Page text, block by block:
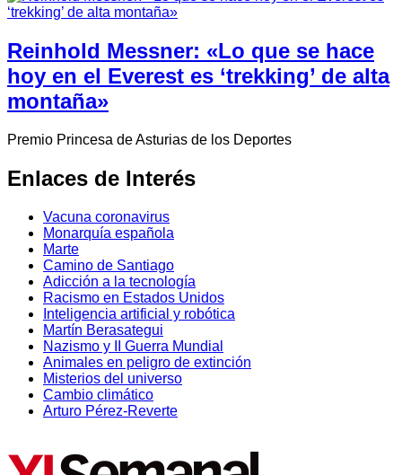
Reinhold Messner: «Lo que se hace
hoy en el Everest es ‘trekking’ de alta
montaña»
Premio Princesa de Asturias de los Deportes
Enlaces de Interés
Vacuna coronavirus
Monarquía española
Marte
Camino de Santiago
Adicción a la tecnología
Racismo en Estados Unidos
Inteligencia artificial y robótica
Martín Berasategui
Nazismo y II Guerra Mundial
Animales en peligro de extinción
Misterios del universo
Cambio climático
Arturo Pérez-Reverte